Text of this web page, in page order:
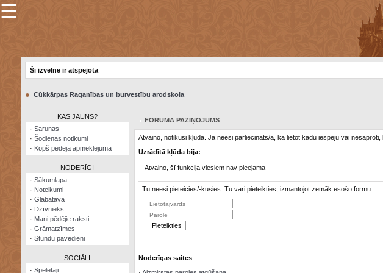
×
Šodienas
Visatcera
almanahs
☰
Šī izvēlne ir atspējota
● Cūkkārpas Raganības un burvestību arodskola
KAS JAUNS?
· Sarunas
· Šodienas notikumi
· Kopš pēdējā apmeklējuma
NODERĪGI
· Sākumlapa
· Noteikumi
· Glabātava
· Dzīvnieks
· Mani pēdējie raksti
· Grāmatzīmes
· Stundu pavedieni
SOCIĀLI
· Spēlētāji
FORUMA PAZIŅOJUMS
Atvaino, notikusi kļūda. Ja neesi pārliecināts/a, kā lietot kādu iespēju vai
Uzrādītā kļūda bija:
Atvaino, šī funkcija viesiem nav pieejama
Tu neesi pieteicies/-kusies. Tu vari pieteikties, izmantojot zemāk esošo formu:
Noderīgas saites